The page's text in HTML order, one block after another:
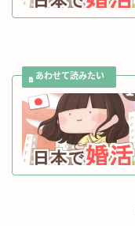
旅行記
ワーホリ情報
英語勉強法
ノマド＆旅情報